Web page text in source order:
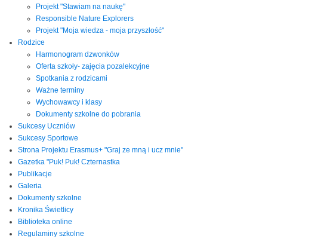
Projekt "Stawiam na naukę"
Responsible Nature Explorers
Projekt "Moja wiedza - moja przyszłość"
Rodzice
Harmonogram dzwonków
Oferta szkoły- zajęcia pozalekcyjne
Spotkania z rodzicami
Ważne terminy
Wychowawcy i klasy
Dokumenty szkolne do pobrania
Sukcesy Uczniów
Sukcesy Sportowe
Strona Projektu Erasmus+ "Graj ze mną i ucz mnie"
Gazetka "Puk! Puk! Czternastka
Publikacje
Galeria
Dokumenty szkolne
Kronika Świetlicy
Biblioteka online
Regulaminy szkolne